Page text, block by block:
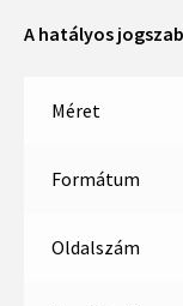
A hatályos
Méret
Formátum
Oldalszám